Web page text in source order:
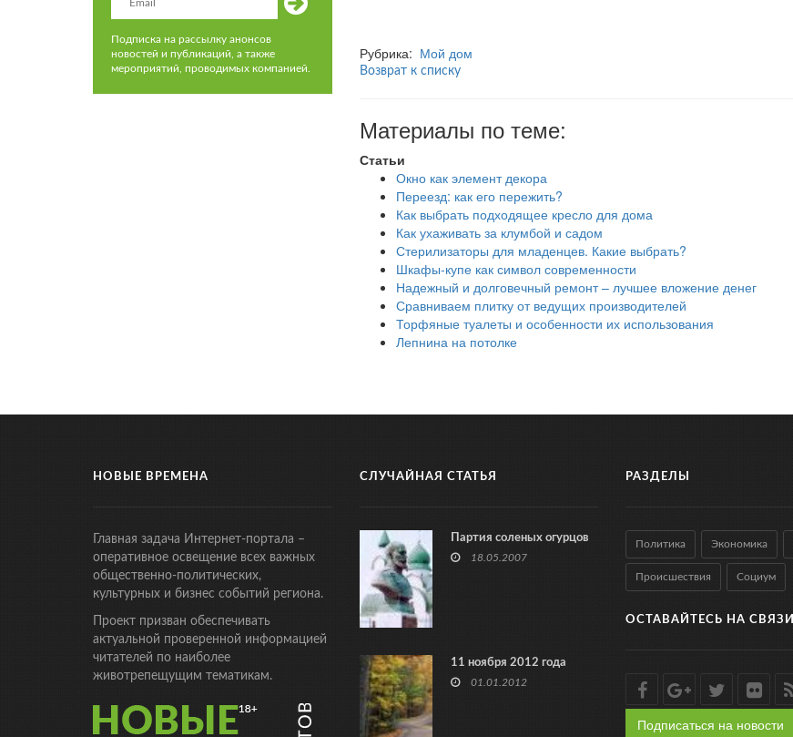
Подписка на рассылку анонсов
новостей и публикаций, а также
мероприятий, проводимых компанией.
Рубрика: Мой дом
Возврат к списку
Материалы по теме:
Статьи
Окно как элемент декора
Переезд: как его пережить?
Как выбрать подходящее кресло для дома
Как ухаживать за клумбой и садом
Стерилизаторы для младенцев. Какие выбрать?
Шкафы-купе как символ современности
Надежный и долговечный ремонт – лучшее вложение денег
Сравниваем плитку от ведущих производителей
Торфяные туалеты и особенности их использования
Лепнина на потолке
НОВЫЕ ВРЕМЕНА
Главная задача Интернет-портала –
оперативное освещение всех важных
общественно-политических,
культурных и бизнес событий региона.
Проект призван обеспечивать
актуальной проверенной информацией
читателей по наиболее
животрепещущим тематикам.
СЛУЧАЙНАЯ СТАТЬЯ
Партия соленых огурцов
18.05.2007
11 ноября 2012 года
01.01.2012
РАЗДЕЛЫ
Политика Экономика
Происшествия Социум
ОСТАВАЙТЕСЬ НА СВЯЗИ
Подписаться на новости